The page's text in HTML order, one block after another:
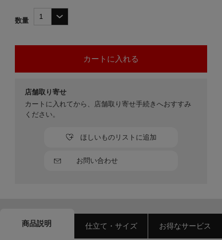
数量
お問い合わせ
ほしいものリストに追加
店舗取り寄せ
カートに入れてから、店舗取り寄せ手続きへおすすみ
ください。
商品説明 仕立て・サイズ お得なサービス